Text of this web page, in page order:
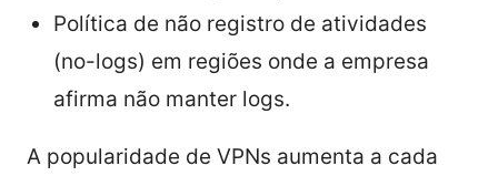
Política de não registro de atividades
(no-logs) em regiões onde a empresa
afirma não manter logs.
A popularidade de VPNs aumenta a cada